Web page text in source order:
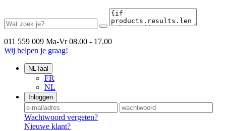
011 559 009 Ma-Vr 08.00 - 17.00
Wij helpen je graag!
NLTaal
FR
NL
Inloggen
Wachtwoord vergeten?
Nieuwe klant?